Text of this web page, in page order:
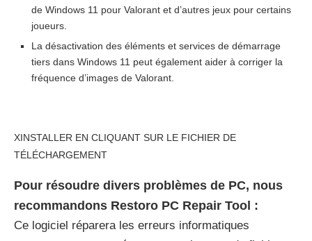
de Windows 11 pour Valorant et d’autres jeux pour certains
joueurs.
La désactivation des éléments et services de démarrage
tiers dans Windows 11 peut également aider à corriger la
fréquence d’images de Valorant.
XINSTALLER EN CLIQUANT SUR LE FICHIER DE
TÉLÉCHARGEMENT
Pour résoudre divers problèmes de PC, nous
recommandons Restoro PC Repair Tool :
Ce logiciel réparera les erreurs informatiques